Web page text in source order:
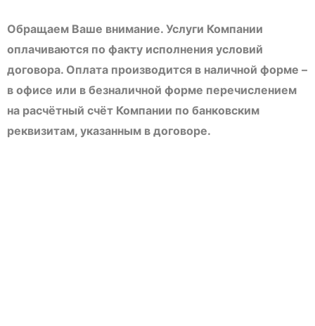
Обращаем Ваше внимание. Услуги Компании
оплачиваются по факту исполнения условий
договора. Оплата производится в наличной форме –
в офисе или в безналичной форме перечислением
на расчётный счёт Компании по банковским
реквизитам, указанным в договоре.